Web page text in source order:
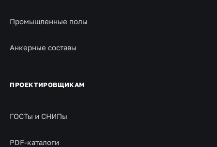
Промышленные полы
Анкерные составы
ПРОЕКТИРОВЩИКАМ
ГОСТы и СНИПы
PDF-каталоги